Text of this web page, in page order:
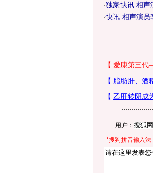
·独家快讯:相声
·快讯:相声演员
用户：
*搜狗拼音输入